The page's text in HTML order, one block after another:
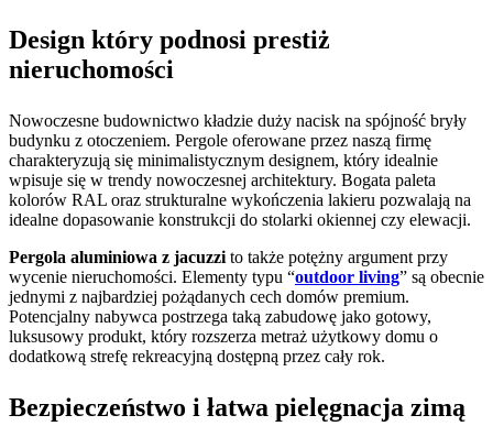
Design który podnosi prestiż
nieruchomości
Nowoczesne budownictwo kładzie duży nacisk na spójność bryły
budynku z otoczeniem. Pergole oferowane przez naszą firmę
charakteryzują się minimalistycznym designem, który idealnie
wpisuje się w trendy nowoczesnej architektury. Bogata paleta
kolorów RAL oraz strukturalne wykończenia lakieru pozwalają na
idealne dopasowanie konstrukcji do stolarki okiennej czy elewacji.
Pergola aluminiowa z jacuzzi to także potężny argument przy
wycenie nieruchomości. Elementy typu “outdoor living” są obecnie
jednymi z najbardziej pożądanych cech domów premium.
Potencjalny nabywca postrzega taką zabudowę jako gotowy,
luksusowy produkt, który rozszerza metraż użytkowy domu o
dodatkową strefę rekreacyjną dostępną przez cały rok.
Bezpieczeństwo i łatwa pielęgnacja zimą